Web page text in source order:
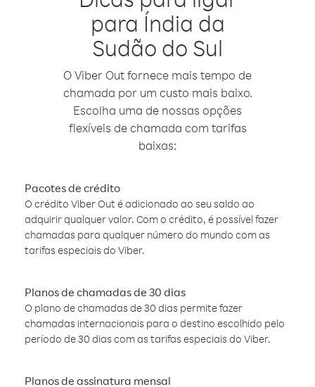
para Índia da
Sudão do Sul
O Viber Out fornece mais tempo de
chamada por um custo mais baixo.
Escolha uma de nossas opções
flexíveis de chamada com tarifas
baixas:
Pacotes de crédito
O crédito Viber Out é adicionado ao seu saldo ao
adquirir qualquer valor. Com o crédito, é possível fazer
chamadas para qualquer número do mundo com as
tarifas especiais do Viber.
Planos de chamadas de 30 dias
O plano de chamadas de 30 dias permite fazer
chamadas internacionais para o destino escolhido pelo
período de 30 dias com as tarifas especiais do Viber.
Planos de assinatura mensal